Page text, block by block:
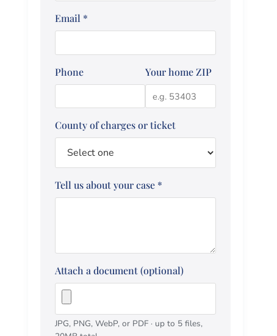
Email *
Phone Your home ZIP
County of charges or ticket
Tell us about your case *
Attach a document (optional)
JPG, PNG, WebP, or PDF · up to 5 files,